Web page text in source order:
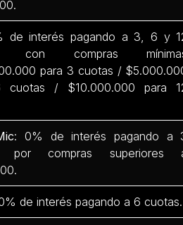
de interés pagando a 3, 6 y
con compras
para 3 cuotas /
cuotas / $10.000.000 para
: 0% de interés pagando a
por compras superiores
de interés pagando a 6 cuotas.